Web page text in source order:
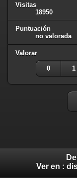
Visitas
18950
Puntuación
no valorada
Valorar
0 1
Ver en :